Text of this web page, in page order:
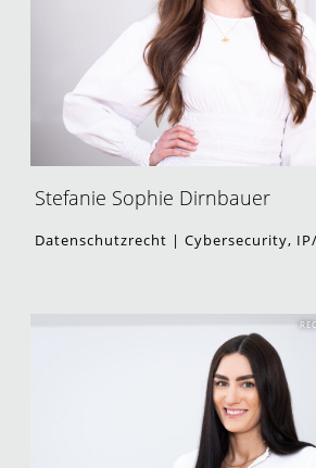
Stefanie Sophie Dirnbauer
Datenschutzrecht | Cybersecurity,